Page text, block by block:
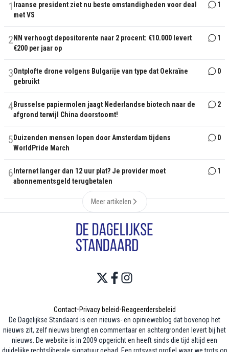
1 Iraanse president ziet nu beste omstandigheden voor deal
met VS
1
2 NN verhoogt depositorente naar 2 procent: €10.000 levert
€200 per jaar op
1
3Ontplofte drone volgens Bulgarije van type dat Oekraïne
gebruikt
0
4Brusselse papiermolen jaagt Nederlandse biotech naar de
afgrond terwijl China doorstoomt!
2
5 Duizenden mensen lopen door Amsterdam tijdens
WorldPride March
0
6 Internet langer dan 12 uur plat? Je provider moet
abonnementsgeld terugbetalen
1
Meer artikelen
Contact•Privacy beleid•Reageerdersbeleid
De Dagelijkse Standaard is een nieuws- en opinieweblog dat bovenop het
nieuws zit, zelf nieuws brengt en commentaar en achtergronden levert bij het
nieuws. De website is in 2009 opgericht en heeft sinds die tijd altijd een